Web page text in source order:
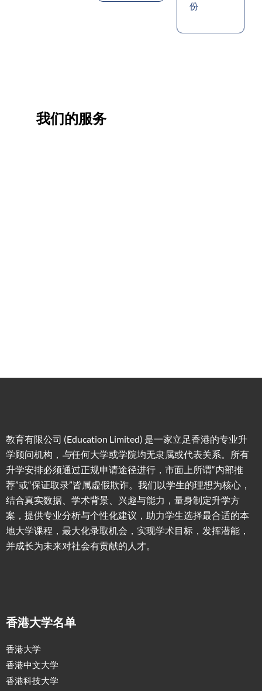
份
我们的服务
教育有限公司 (Education Limited) 是一家立足香港的专业升
学顾问机构， 与任何大学或学院均无隶属或代表关系。所有
升学安排必须通过正规申请途径进行，市面上所谓“内部推
荐”或“保证取录”皆属虚假欺诈。我们以学生的理想为核心，
结合真实数据、学术背景、兴趣与能力，量身制定升学方
案，提供专业分析与个性化建议，助力学生选择最合适的本
地大学课程，最大化录取机会，实现学术目标，发挥潜能，
并成长为未来对社会有贡献的人才。
香港大学名单
香港大学
香港中文大学
香港科技大学